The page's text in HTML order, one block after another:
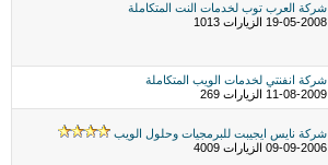
شركة العرب توب لخدمات النت المتكاملة
19-05-2008 الزيارات 1013
شركة انفنتي لخدمات الويب المتكاملة
11-08-2009 الزيارات 269
شركة نايس ايجيبت للبرمجيات وحلول الويب
09-09-2006 الزيارات 4009